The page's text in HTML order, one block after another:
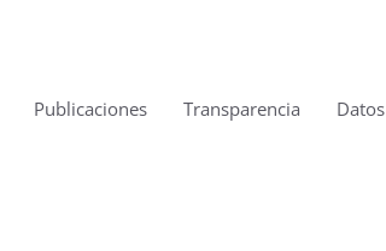
Publicaciones Transparencia Datos